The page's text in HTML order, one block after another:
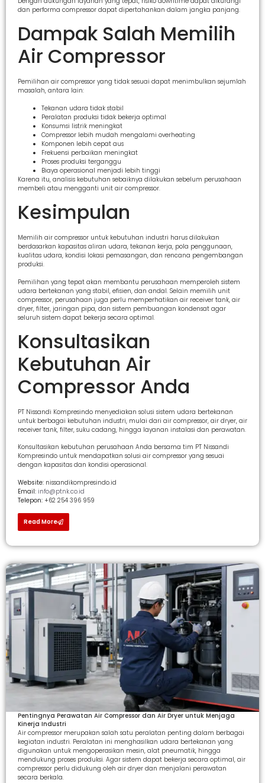
dan performa compressor dapat dipertahankan dalam jangka panjang.
Dampak Salah Memilih
Air Compressor
Pemilihan air compressor yang tidak sesuai dapat menimbulkan sejumlah
masalah, antara lain:
Tekanan udara tidak stabil
Peralatan produksi tidak bekerja optimal
Konsumsi listrik meningkat
Compressor lebih mudah mengalami overheating
Komponen lebih cepat aus
Frekuensi perbaikan meningkat
Proses produksi terganggu
Biaya operasional menjadi lebih tinggi
Karena itu, analisis kebutuhan sebaiknya dilakukan sebelum perusahaan
membeli atau mengganti unit air compressor.
Kesimpulan
Memilih air compressor untuk kebutuhan industri harus dilakukan
berdasarkan kapasitas aliran udara, tekanan kerja, pola penggunaan,
kualitas udara, kondisi lokasi pemasangan, dan rencana pengembangan
produksi.
Pemilihan yang tepat akan membantu perusahaan memperoleh sistem
udara bertekanan yang stabil, efisien, dan andal. Selain memilih unit
compressor, perusahaan juga perlu memperhatikan air receiver tank, air
dryer, filter, jaringan pipa, dan sistem pembuangan kondensat agar
seluruh sistem dapat bekerja secara optimal.
Konsultasikan
Kebutuhan Air
Compressor Anda
PT Nissandi Kompresindo menyediakan solusi sistem udara bertekanan
untuk berbagai kebutuhan industri, mulai dari air compressor, air dryer, air
receiver tank, filter, suku cadang, hingga layanan instalasi dan perawatan.
Konsultasikan kebutuhan perusahaan Anda bersama tim PT Nissandi
Kompresindo untuk mendapatkan solusi air compressor yang sesuai
dengan kapasitas dan kondisi operasional.
Website: nissandikompresindo.id
Email: info@ptnk.co.id
Telepon: +62 254 396 959
Read More
Pentingnya Perawatan Air Compressor dan Air Dryer untuk Menjaga
Kinerja Industri
Air compressor merupakan salah satu peralatan penting dalam berbagai
kegiatan industri. Peralatan ini menghasilkan udara bertekanan yang
digunakan untuk mengoperasikan mesin, alat pneumatik, hingga
mendukung proses produksi. Agar sistem dapat bekerja secara optimal, air
compressor perlu didukung oleh air dryer dan menjalani perawatan
secara berkala.